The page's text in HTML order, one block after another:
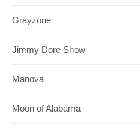
Grayzone
Jimmy Dore Show
Manova
Moon of Alabama